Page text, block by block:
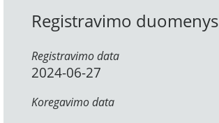
Registravimo duomenys
Registravimo data
2024-06-27
Koregavimo data